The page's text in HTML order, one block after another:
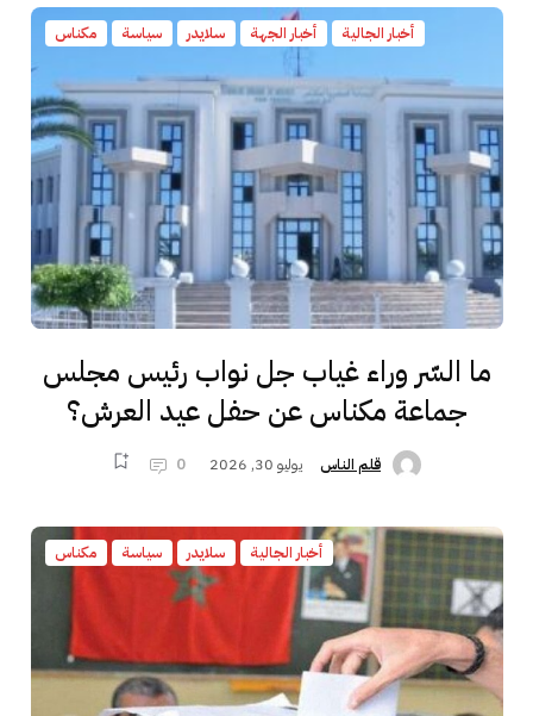
أخبار الجالية أخبار الجهة سلايدر سياسة مكناس
ما السّر وراء غياب جل نواب رئيس مجلس
جماعة مكناس عن حفل عيد العرش؟
قلم الناس يوليو 30, 2026 0
أخبار الجالية سلايدر سياسة مكناس